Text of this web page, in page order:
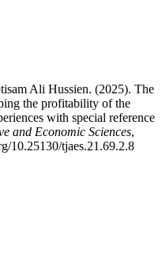
Ali Hussien. (2025). The
the profitability of the
with special reference
and Economic Sciences,
10.25130/tjaes.21.69.2.8